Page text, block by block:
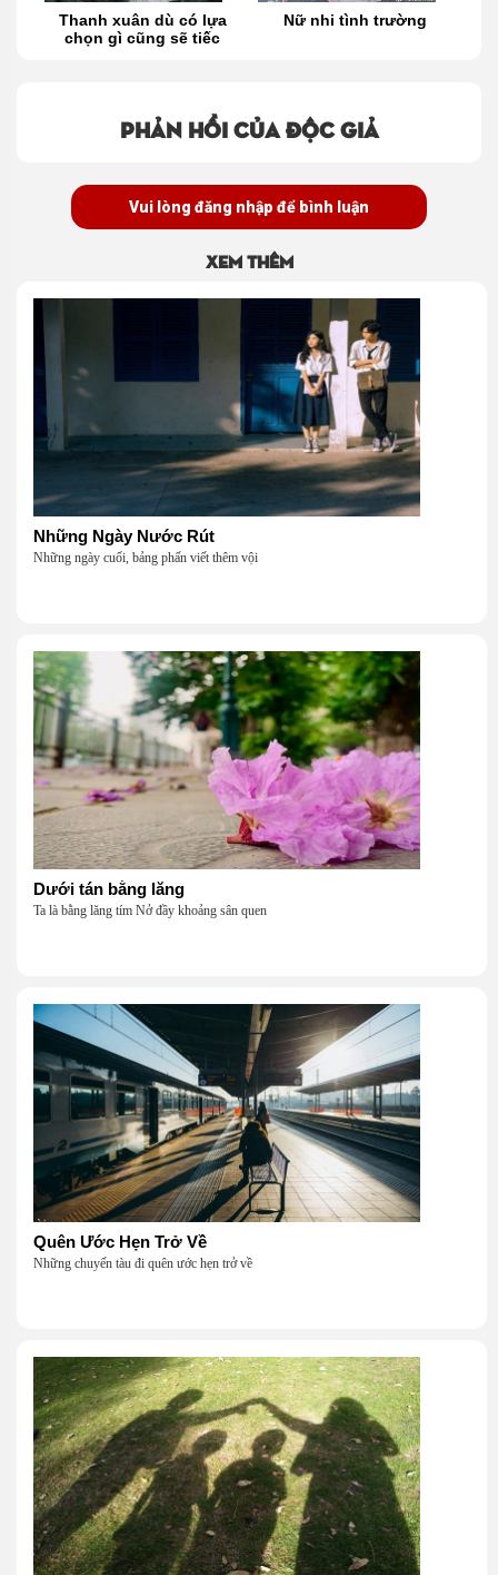
Thanh xuân dù có lựa
chọn gì cũng sẽ tiếc
Nữ nhi tình trường
Phản hồi của độc giả
Vui lòng đăng nhập để bình luận
Xem thêm
Những Ngày Nước Rút
Những ngày cuối, bảng phấn viết thêm vội
Dưới tán bằng lăng
Ta là bằng lăng tím Nở đầy khoảng sân quen
Quên Ước Hẹn Trở Về
Những chuyến tàu đi quên ước hẹn trở về